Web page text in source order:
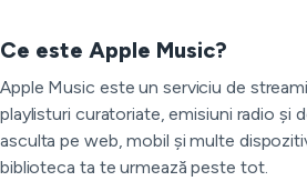
Ce este Apple Music?
Apple Music este un serviciu de
playlisturi curatoriate, emisiuni radio și
asculta pe web, mobil și multe
biblioteca ta te urmează peste tot.